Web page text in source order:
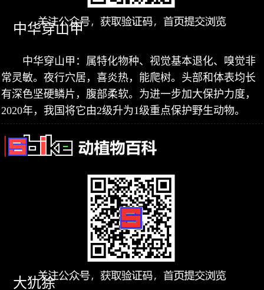
中华穿山甲
中华穿山甲：属特化物种、视觉基本退化、嗅觉非
常灵敏。夜行穴居，喜炎热，能爬树。头部和体表均长
有深色坚硬鳞片，腹部柔软。为进一步加大保护力度，
2020年，我国将它由2级升为1级重点保护野生动物。
大犰狳